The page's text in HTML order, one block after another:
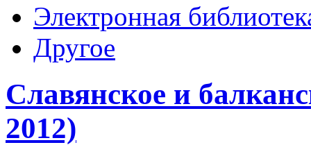
Электронная
Другое
Славянское и
2012)